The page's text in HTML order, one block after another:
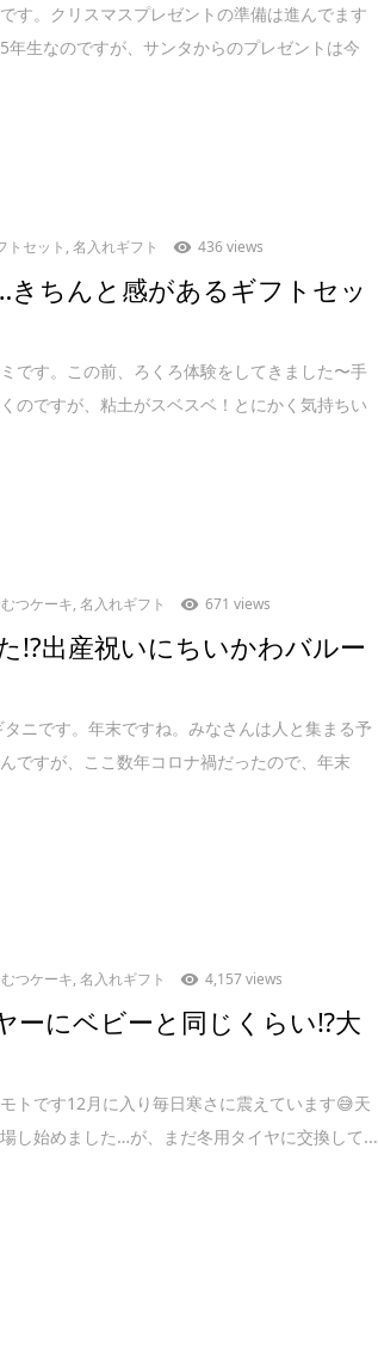
す。クリスマスプレゼントの準備は進んでます
生なのですが、サンタからのプレゼントは今
トセット ,名入れギフト 436 views
ちんと感があるギフトセッ
です。この前、ろくろ体験をしてきました〜手
のですが、粘土がスベスベ！とにかく気持ちい
つケーキ,名入れギフト 671 views
!?出産祝いにちいかわバルー
ニです。年末ですね。みなさんは人と集まる予
ですが、ここ数年コロナ禍だったので、年末
つケーキ,名入れギフト 4,157 views
ーにベビーと同じくらい⁉︎大
トです12月に入り毎日寒さに震えています😅天
し始めました…が、まだ冬用タイヤに交換して...